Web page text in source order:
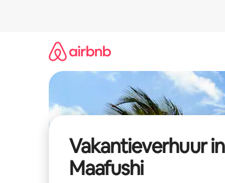
Vakantieverhuur in
Maafushi